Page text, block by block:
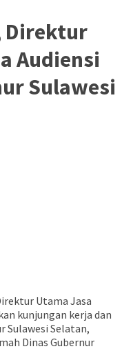
Direktur
Audiensi
Sulawesi
Utama Jasa
kunjungan kerja dan
Sulawesi Selatan,
Dinas Gubernur